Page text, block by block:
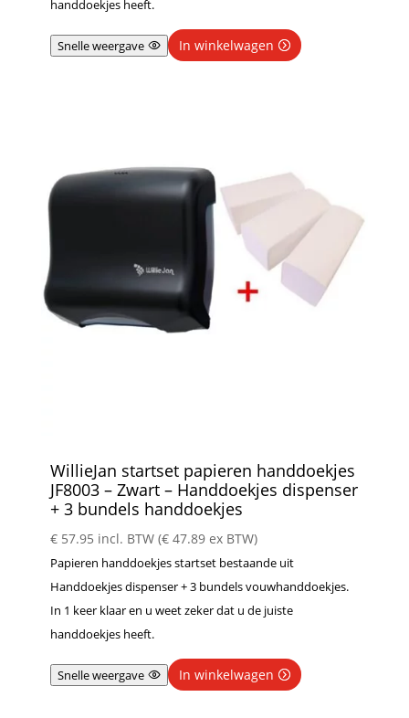
handdoekjes heeft.
Snelle weergave In winkelwagen
WillieJan startset papieren handdoekjes
JF8003 – Zwart – Handdoekjes dispenser
+ 3 bundels handdoekjes
€57.95 incl. BTW (€47.89ex BTW)
Papieren handdoekjes startset bestaande uit
Handdoekjes dispenser + 3 bundels vouwhanddoekjes.
In 1 keer klaar en u weet zeker dat u de juiste
handdoekjes heeft.
Snelle weergave In winkelwagen